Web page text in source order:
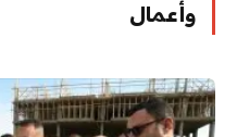
وأعمال